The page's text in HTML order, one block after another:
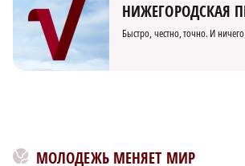
НИЖЕГОРОДСКАЯ
Быстро, честно, точно. И
МОЛОДЕЖЬ МЕНЯЕТ МИР